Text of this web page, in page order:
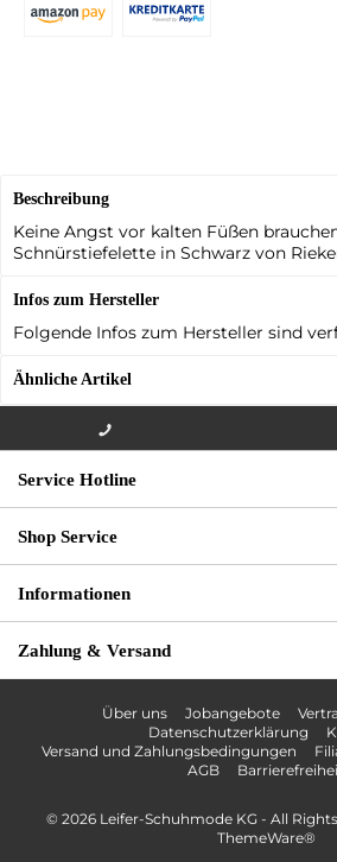
Beschreibung
Keine Angst vor kalten Füßen
Schnürstiefelette in Schwarz von
Infos zum Hersteller
Folgende Infos zum Hersteller sind
Ähnliche Artikel
000
Service Hotline
Shop Service
Informationen
Zahlung & Versand
Über uns Jobangebote
Datenschutzerklärung
Versand und Zahlungsbedingungen
AGB
© 2026 Leifer-Schuhmode KG - All
ThemeWare®